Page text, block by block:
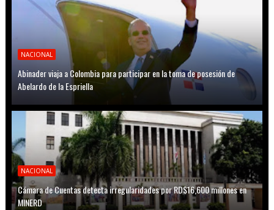
NACIONAL
Abinader viaja a Colombia para participar en la toma de posesión de
Abelardo de la Espriella
NACIONAL
Cámara de Cuentas detecta irregularidades por RD$16,600 millones en
MINERD